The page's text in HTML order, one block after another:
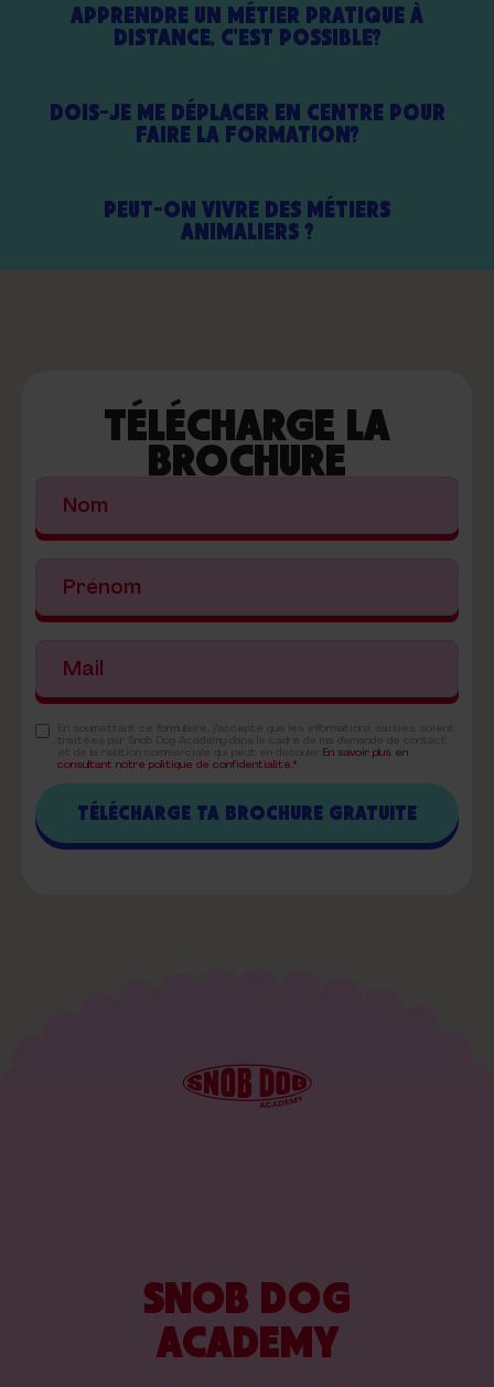
APPRENDRE UN MÉTIER PRATIQUE À
DISTANCE, C'EST POSSIBLE?
DOIS-JE ME DÉPLACER EN CENTRE POUR
FAIRE LA FORMATION?
PEUT-ON VIVRE DES MÉTIERS
ANIMALIERS ?
TÉLÉCHARGE LA
BROCHURE
En savoir plus en
consultant notre politique de confidentialité.*
SNOB DOG
ACADEMY